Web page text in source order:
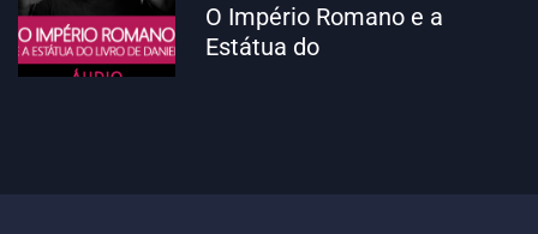
O Império Romano e a
Estátua do